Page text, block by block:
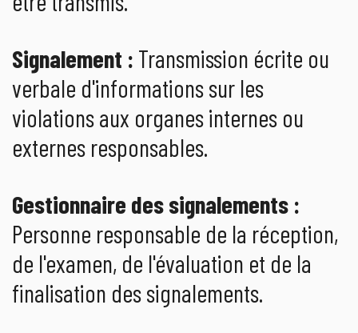
Signalement : Transmission écrite ou
verbale d'informations sur les
violations aux organes internes ou
externes responsables.
Gestionnaire des signalements :
Personne responsable de la réception,
de l'examen, de l'évaluation et de la
finalisation des signalements.